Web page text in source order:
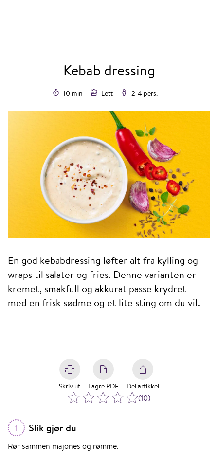
Kebab dressing
10 min Lett 2-4 pers.
En god kebabdressing løfter alt fra kylling og
wraps til salater og fries. Denne varianten er
kremet, smakfull og akkurat passe krydret –
med en frisk sødme og et lite sting om du vil.
Skriv ut Lagre PDF Del artikkel
(10)
1 Slik gjør du
Rør sammen majones og rømme.